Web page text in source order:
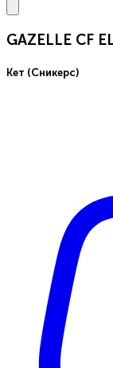
GAZELLE CF
Кет (Сникерс)